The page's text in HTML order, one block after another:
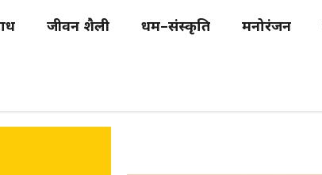
जीवन शैली धर्म–संस्कृति मनोरंजन